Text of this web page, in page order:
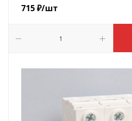
715₽/шт